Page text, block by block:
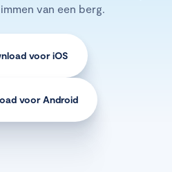
van een berg.
voor iOS
voor Android